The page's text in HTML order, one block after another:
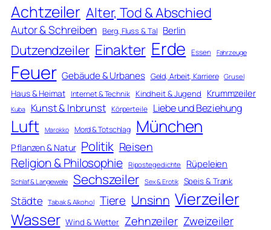
Achtzeiler Alter, Tod & Abschied
Autor & Schreiben Berg, Fluss & Tal Berlin
Dutzendzeiler Einakter Erde Essen Fahrzeuge
Feuer Gebäude & Urbanes Geld, Arbeit, Karriere Grusel
Haus & Heimat Internet & Technik Kindheit & Jugend Krummzeiler
Kuba Kunst & Inbrunst Körperteile Liebe und Beziehung
Luft Marokko Mord & Totschlag München
Pflanzen & Natur Politik Reisen
Religion & Philosophie Ripostegedichte Rüpeleien
Schlaf & Langeweile Sechszeiler Sex & Erotik Speis & Trank
Städte Tabak & Alkohol Tiere Unsinn Vierzeiler
Wasser Wind & Wetter Zehnzeiler Zweizeiler